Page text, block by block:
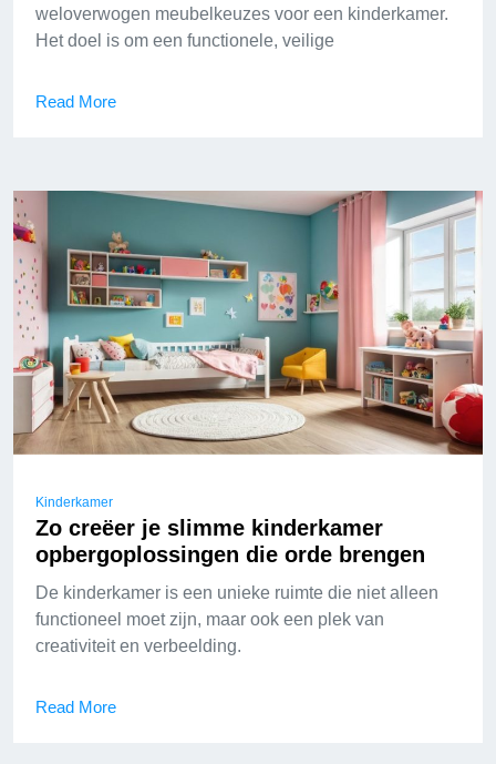
weloverwogen meubelkeuzes voor een kinderkamer.
Het doel is om een functionele, veilige
Read More
Kinderkamer
Zo creëer je slimme kinderkamer
opbergoplossingen die orde brengen
De kinderkamer is een unieke ruimte die niet alleen
functioneel moet zijn, maar ook een plek van
creativiteit en verbeelding.
Read More